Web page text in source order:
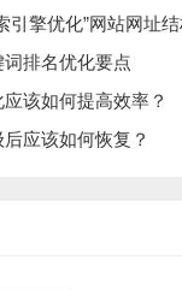
引擎优化”网站网址
词排名优化要点
该如何提高效率？
应该如何恢复？